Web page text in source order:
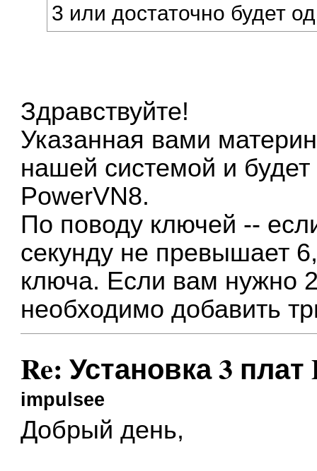
3 или достаточно будет
Здравствуйте!
Указанная вами
нашей системой и
PowerVN8.
По поводу ключей --
секунду не превышает
ключа. Если вам нужно
необходимо добавить
Re: Установка 3
impulsee
Добрый день,